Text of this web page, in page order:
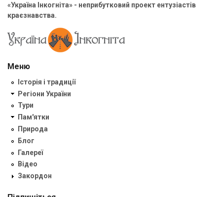
«Україна Інкогніта» - неприбутковий проект ентузіастів
краєзнавства.
Меню
Історія і традиції
Регіони України
Тури
Пам'ятки
Природа
Блог
Галереї
Відео
Закордон